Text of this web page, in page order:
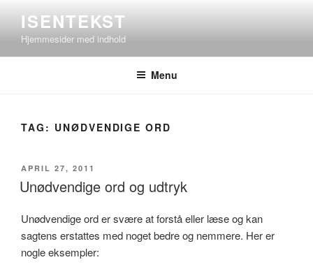
indhold
ISENTEKST
Hjemmesider med indhold
Menu
TAG: UNØDVENDIGE ORD
UDGIVET
DEN
APRIL 27, 2011
Unødvendige ord og udtryk
Unødvendige ord er svære at forstå eller læse og kan
sagtens erstattes med noget bedre og nemmere. Her er
nogle eksempler: